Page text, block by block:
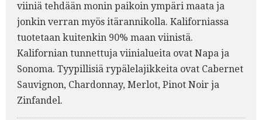
viiniä tehdään monin paikoin ympäri maata ja
jonkin verran myös itärannikolla. Kaliforniassa
tuotetaan kuitenkin 90% maan viinistä.
Kalifornian tunnettuja viinialueita ovat Napa ja
Sonoma. Tyypillisiä rypälelajikkeita ovat Cabernet
Sauvignon, Chardonnay, Merlot, Pinot Noir ja
Zinfandel.